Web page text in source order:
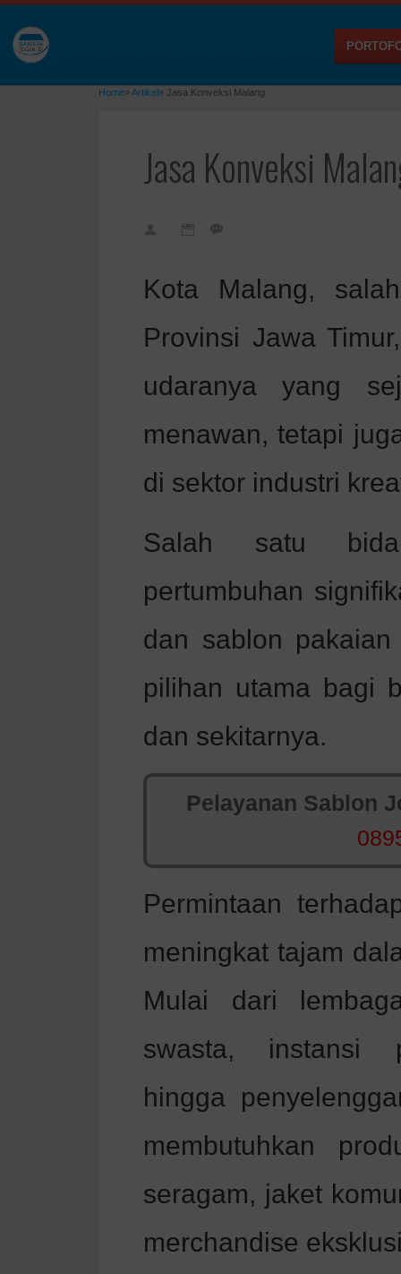
Home»Artikel» Jasa Konveksi Malang
Jasa Konveksi
Kota Malang,
Provinsi Jawa
udaranya yang
menawan, tetapi
di sektor industri
Salah satu
pertumbuhan
dan sablon
pilihan utama bagi
dan sekitarnya.
Pelayanan Sablon
Permintaan
meningkat tajam
Mulai dari
swasta, instansi
hingga
membutuhkan
seragam, jaket
merchandise